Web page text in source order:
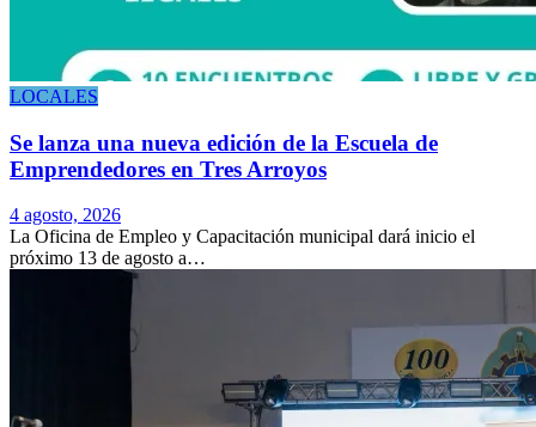
LOCALES
Se lanza una nueva edición de la Escuela de
Emprendedores en Tres Arroyos
4 agosto, 2026
La Oficina de Empleo y Capacitación municipal dará inicio el
próximo 13 de agosto a…